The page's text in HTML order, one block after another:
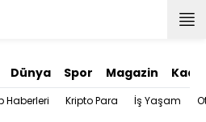
Dünya Spor Magazin
Haberleri Kripto Para İş Yaşam